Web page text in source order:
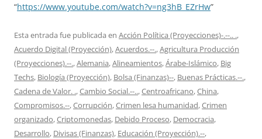
“https://www.youtube.com/watch?v=ng3hB_EZrHw”
Esta entrada fue publicada en Acción Política (Proyecciones)-.--.. .,
Acuerdo Digital (Proyección),Acuerdos.--.,Agricultura Producción
(Proyecciones).--.,Alemania,Alineamientos,Árabe-Islámico, Big
Techs, Biología (Proyección), Bolsa (Finanzas)--, Buenas Prácticas.--.,
Cadena de Valor. .,Cambio Social.--..,Centroafricano,China,
Compromisos.--,Corrupción,Crimen lesa humanidad,Crimen
organizado,Criptomonedas, Debido Proceso, Democracia,
Desarrollo, Divisas (Finanzas), Educación (Proyección).--,